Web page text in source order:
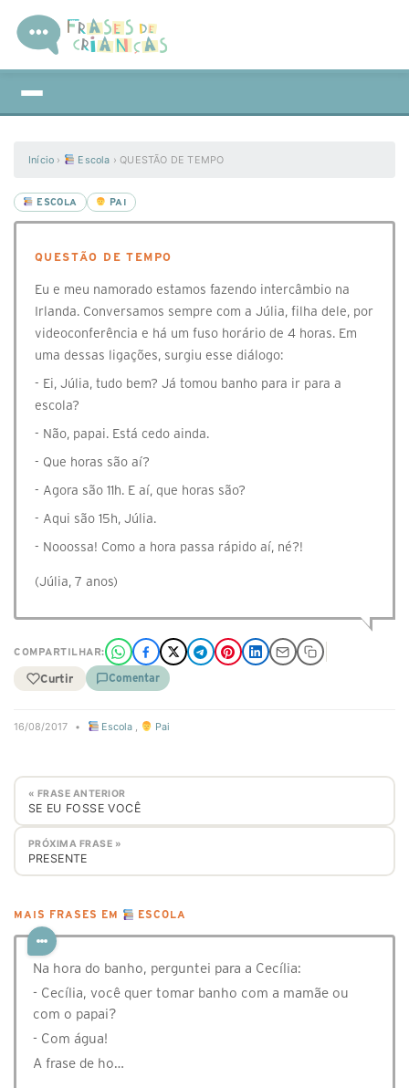
Início › Escola ›QUESTÃO DE TEMPO
ESCOLA PAI
QUESTÃO DE TEMPO
Eu e meu namorado estamos fazendo intercâmbio na
Irlanda. Conversamos sempre com a Júlia, filha dele, por
videoconferência e há um fuso horário de 4 horas. Em
uma dessas ligações, surgiu esse diálogo:
- Ei, Júlia, tudo bem? Já tomou banho para ir para a
escola?
- Não, papai. Está cedo ainda.
- Que horas são aí?
- Agora são 11h. E aí, que horas são?
- Aqui são 15h, Júlia.
- Nooossa! Como a hora passa rápido aí, né?!
(Júlia, 7 anos)
COMPARTILHAR:
Curtir Comentar
16/08/2017 • Escola , Pai
« FRASE ANTERIOR
SE EU FOSSE VOCÊ
PRÓXIMA FRASE »
PRESENTE
MAIS FRASES EM ESCOLA
Na hora do banho, perguntei para a Cecília:
- Cecília, você quer tomar banho com a mamãe ou
com o papai?
- Com água!
A frase de ho…